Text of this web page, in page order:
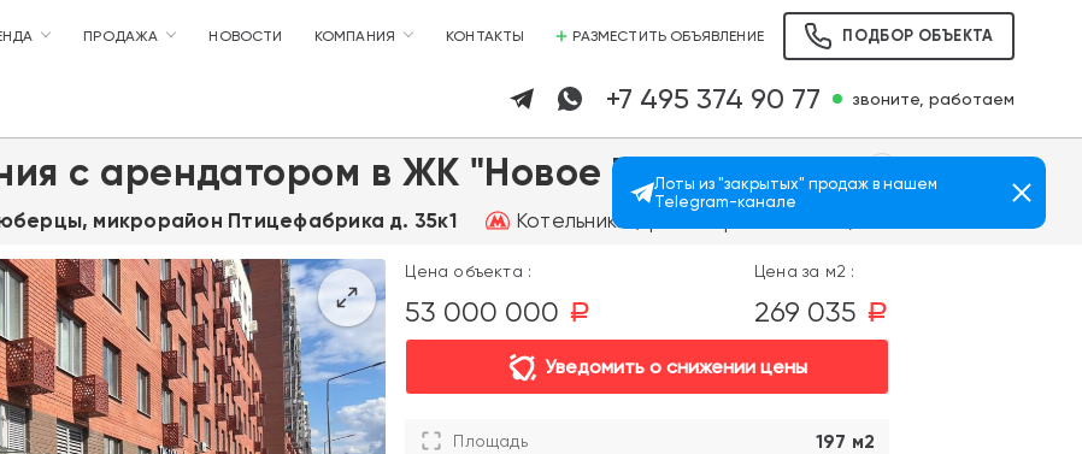
ПРОДАЖА НОВОСТИ КОМПАНИЯ КОНТАКТЫ РАЗМЕСТИТЬ ОБЪЯВЛЕНИЕ ПОДБОР ОБЪЕКТА
+7 495 374 90 77 звоните, работаем
с арендатором в ЖК "Новое Томилино"
микрорайон Птицефабрика д. 35к1 Котельники (транспортом 25 мин.)
Цена объекта :
53 000 000 a
Цена за м2 :
269 035 a
Уведомить о снижении цены
Площадь 197 м2
Лоты из "закрытых" продаж в нашем
Telegram-канале